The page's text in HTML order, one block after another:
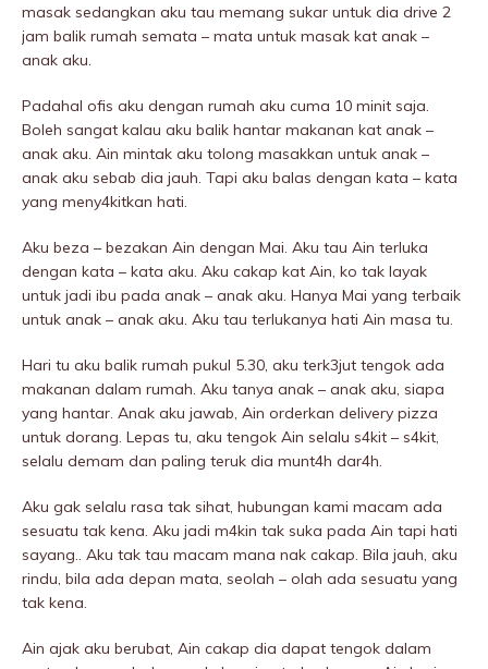
masak sedangkan aku tau memang sukar untuk dia drive 2
jam balik rumah semata – mata untuk masak kat anak –
anak aku.
Padahal ofis aku dengan rumah aku cuma 10 minit saja.
Boleh sangat kalau aku balik hantar makanan kat anak –
anak aku. Ain mintak aku tolong masakkan untuk anak –
anak aku sebab dia jauh. Tapi aku baIas dengan kata – kata
yang meny4kitkan hati.
Aku beza – bezakan Ain dengan Mai. Aku tau Ain terIuka
dengan kata – kata aku. Aku cakap kat Ain, ko tak layak
untuk jadi ibu pada anak – anak aku. Hanya Mai yang terbaik
untuk anak – anak aku. Aku tau terIukanya hati Ain masa tu.
Hari tu aku balik rumah pukuI 5.30, aku terk3jut tengok ada
makanan dalam rumah. Aku tanya anak – anak aku, siapa
yang hantar. Anak aku jawab, Ain orderkan delivery pizza
untuk dorang. Lepas tu, aku tengok Ain selalu s4kit – s4kit,
selalu demam dan paling teruk dia munt4h dar4h.
Aku gak selalu rasa tak sihat, hubungan kami macam ada
sesuatu tak kena. Aku jadi m4kin tak suka pada Ain tapi hati
sayang.. Aku tak tau macam mana nak cakap. Bila jauh, aku
rindu, bila ada depan mata, seolah – olah ada sesuatu yang
tak kena.
Ain ajak aku berubat, Ain cakap dia dapat tengok dalam